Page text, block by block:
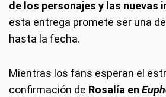
de los personajes y las nuevas
esta entrega promete ser una
hasta la fecha.
Mientras los fans esperan el
confirmación de Rosalía en